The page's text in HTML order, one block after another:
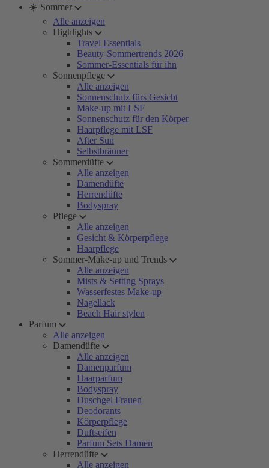
☀️ Sommer
Alle anzeigen
Highlights
Travel Essentials
Beauty-Sommertrends 2026
Sommer-Essentials für ihn
Sonnenpflege
Alle anzeigen
Sonnenschutz fürs Gesicht
Make-up mit LSF
Sonnenschutz für den Körper
Haarpflege mit LSF
After Sun
Selbstbräuner
Sommerdüfte
Alle anzeigen
Damendüfte
Herrendüfte
Bodyspray
Pflege
Alle anzeigen
Gesicht & Körperpflege
Haarpflege
Sommer-Make-up und Trends
Alle anzeigen
Mists & Setting Sprays
Wasserfestes Make-up
Nagellack
Beach Hair stylen
Parfum
Alle anzeigen
Damendüfte
Alle anzeigen
Damenparfum
Haarparfum
Bodyspray
Duschgel Frauen
Deodorants
Körperpflege
Duftseifen
Parfum Sets Damen
Herrendüfte
Alle anzeigen